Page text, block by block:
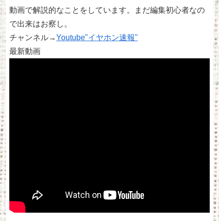
動画で解説的なことをしています。まだ編集初心者なの
で出来はお察し。
チャンネル→Youtube"イヤホン速報"
最新動画